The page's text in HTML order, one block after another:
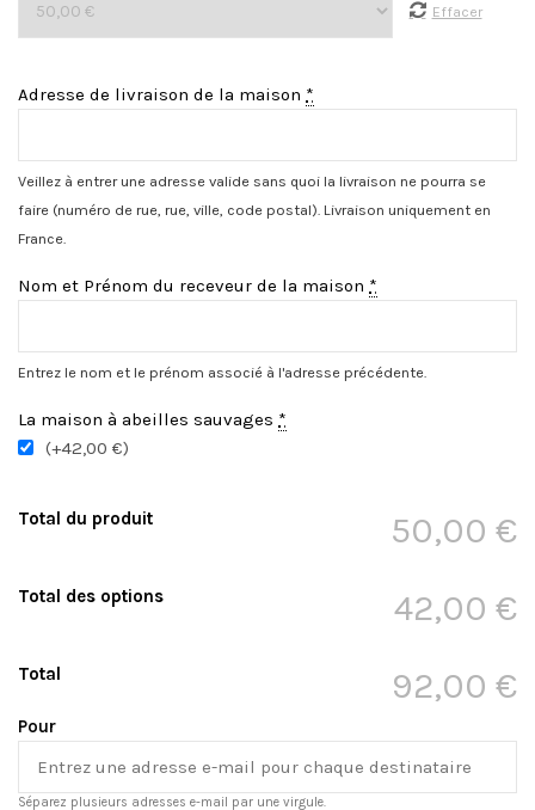
Effacer
Adresse de livraison de la maison *
Veillez à entrer une adresse valide sans quoi la livraison ne pourra se
faire (numéro de rue, rue, ville, code postal). Livraison uniquement en
France.
Nom et Prénom du receveur de la maison *
Entrez le nom et le prénom associé à l'adresse précédente.
La maison à abeilles sauvages *
(+42,00 €)
Total du produit 50,00 €
Total des options 42,00 €
Total 92,00 €
Pour
Séparez plusieurs adresses e-mail par une virgule.